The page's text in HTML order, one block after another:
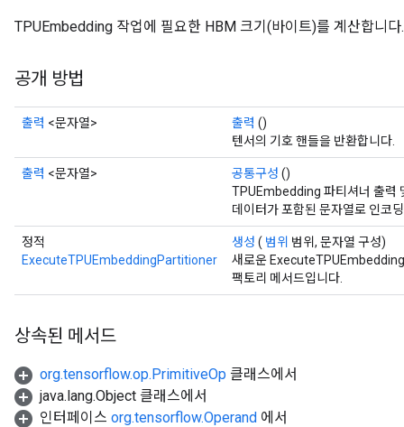
TPUEmbedding 작업에 필요한 HBM 크기(바이트)를 계산합니다.
공개 방법
출력 <문자열> 출력 ()
텐서의 기호 핸들을 반환합니다.
출력 <문자열> 공통구성 ()
TPUEmbedding 파티셔너 출력
데이터가 포함된 문자열로 인코
정적
ExecuteTPUEmbeddingPartitioner
생성 ( 범위 범위, 문자열 구성)
새로운
팩토리 메서드입니다.
상속된 메서드
org.tensorflow.op.PrimitiveOp 클래스에서
java.lang.Object 클래스에서
인터페이스 org.tensorflow.Operand 에서